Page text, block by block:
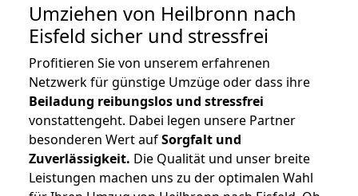
Umziehen von Heilbronn nach
Eisfeld sicher und stressfrei
Profitieren Sie von unserem erfahrenen
Netzwerk für günstige Umzüge oder dass ihre
Beiladung reibungslos und stressfrei
vonstattengeht. Dabei legen unsere Partner
besonderen Wert aufSorgfalt und
Zuverlässigkeit. Die Qualität und unser breite
Leistungen machen uns zu der optimalen Wahl